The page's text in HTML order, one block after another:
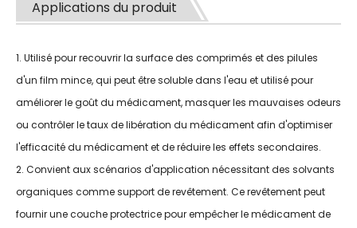
Applications du produit
1. Utilisé pour recouvrir la surface des comprimés et des pilules
d'un film mince, qui peut être soluble dans l'eau et utilisé pour
améliorer le goût du médicament, masquer les mauvaises odeurs
ou contrôler le taux de libération du médicament afin d'optimiser
l'efficacité du médicament et de réduire les effets secondaires.
2. Convient aux scénarios d'application nécessitant des solvants
organiques comme support de revêtement. Ce revêtement peut
fournir une couche protectrice pour empêcher le médicament de